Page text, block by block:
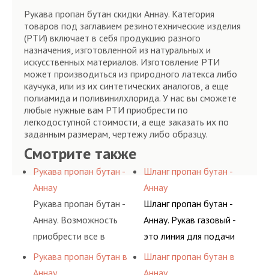
Рукава пропан бутан скидки Аннау. Категория
товаров под заглавием резинотехнические изделия
(РТИ) включает в себя продукцию разного
назначения, изготовленной из натуральных и
искусственных материалов. Изготовление РТИ
может производиться из природного латекса либо
каучука, или из их синтетических аналогов, а еще
полиамида и поливинилхлорида. У нас вы сможете
любые нужные вам РТИ приобрести по
легкодоступной стоимости, а еще заказать их по
заданным размерам, чертежу либо образцу.
Смотрите также
Рукава пропан бутан -
Аннау
Рукава пропан бутан -
Аннау. Возможность
приобрести все в
одном месте это
главное преимущество
Рукава пропан бутан в
Аннау
Шланг пропан бутан -
Аннау
Шланг пропан бутан -
Аннау. Рукав газовый -
это линия для подачи
сжатого воздуха и
различных типов
Шланг пропан бутан в
Аннау